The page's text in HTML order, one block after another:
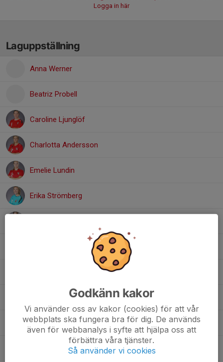
Logga in här
Laguppställning
Anna Werner
Beatriz Probell
Caroline Ljunglöf
Charlotta Andersson
Emelie Lundin
Erika Strömberg
Lina Almerdahl
Micaela Iversen
Sanna Härngren
Godkänn kakor
Vi använder oss av kakor (cookies) för att vår
webbplats ska fungera bra för dig. De används
även för webbanalys i syfte att hjälpa oss att
förbättra våra tjänster.
Så använder vi cookies